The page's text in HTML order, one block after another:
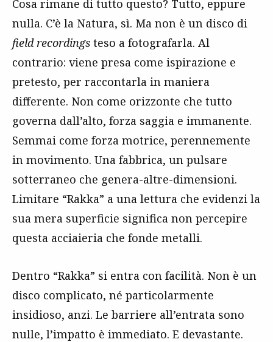
Cosa rimane di tutto questo? Tutto, eppure
nulla. C’è la Natura, sì. Ma non è un disco di
field recordings teso a fotografarla. Al
contrario: viene presa come ispirazione e
pretesto, per raccontarla in maniera
differente. Non come orizzonte che tutto
governa dall’alto, forza saggia e immanente.
Semmai come forza motrice, perennemente
in movimento. Una fabbrica, un pulsare
sotterraneo che genera-altre-dimensioni.
Limitare “Rakka” a una lettura che evidenzi la
sua mera superficie significa non percepire
questa acciaieria che fonde metalli.
Dentro “Rakka” si entra con facilità. Non è un
disco complicato, né particolarmente
insidioso, anzi. Le barriere all’entrata sono
nulle, l’impatto è immediato. E devastante.